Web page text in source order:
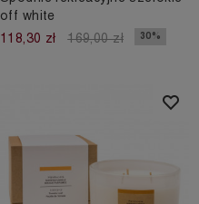
off white
118,30 zł
169,00 zł 30%